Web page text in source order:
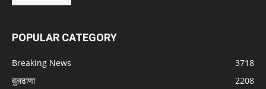
POPULAR CATEGORY
Breaking News
3718
बुलढाणा
2208